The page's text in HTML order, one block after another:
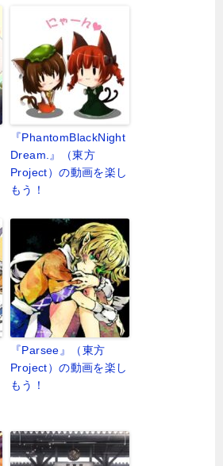
『PhantomBlackNight
Dream.』（東方
Project）の動画を楽し
もう！
『Parsee』（東方
Project）の動画を楽し
もう！